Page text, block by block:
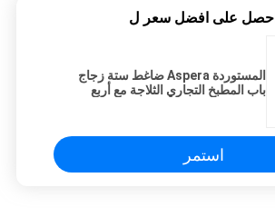
احصل على افضل سعر ل
المستوردة Aspera ضاغط ستة زجاج
باب المطبخ التجاري الثلاجة مع أربع
استمر